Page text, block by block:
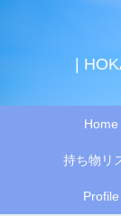
|
Home
持ち物リ
Profile